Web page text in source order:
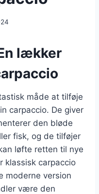
lækker
måde at tilføje
carpaccio. De giver
den bløde
fisk, og de tilføjer
løfte retten til nye
klassisk carpaccio
moderne version
være den